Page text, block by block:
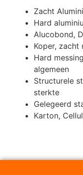
Zacht
Hard
Alucobond,
Koper, zacht
Hard
algemeen
Structurele
sterkte
Gelegeerd
Karton,